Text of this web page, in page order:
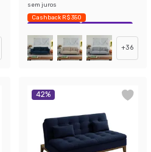
sem juros
Cashback R$ 350
Exclusivo Mobly
Economize 39%
+36
42%